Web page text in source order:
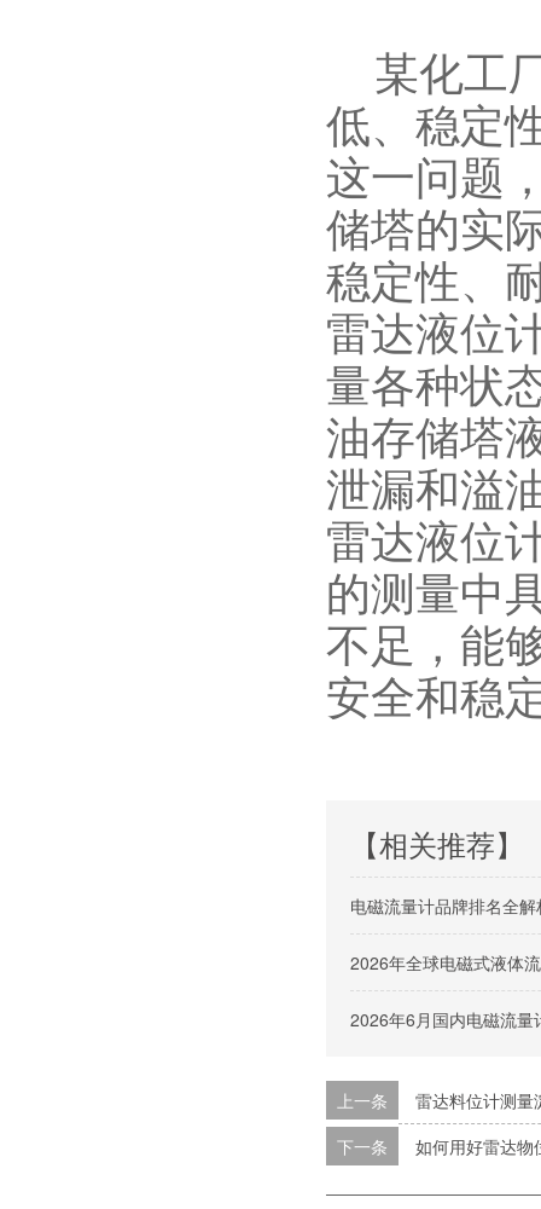
某化工
低、稳定
这一问题
储塔的实
稳定性、
雷达液位
量各种状
油存储塔
泄漏和溢
雷达液位
的测量中
不足，能
安全和稳
【相关推荐】
电磁流量计品牌排名全
2026年全球电磁式液体
2026年6月国内电磁流
上一条
雷达料位计测量
下一条
如何用好雷达物